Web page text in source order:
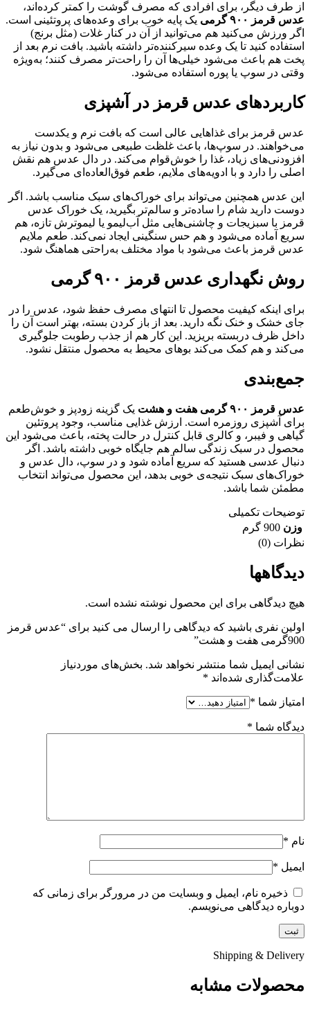
از طرف دیگر، برای افرادی که مصرف گوشت را کمتر کرده‌اند،
عدس قرمز ۹۰۰ گرمی
یک پایه خوب برای وعده‌های پروتئینی است.
اگر ورزش می‌کنید هم می‌توانید از آن در کنار غلات (مثل برنج)
استفاده کنید تا یک وعده سیرکننده‌تر داشته باشید. بافت نرم بعد از
پخت هم باعث می‌شود خیلی‌ها آن را راحت‌تر مصرف کنند؛ به‌ویژه
وقتی در سوپ یا پوره استفاده می‌شود.
کاربردهای عدس قرمز در آشپزی
عدس قرمز برای غذاهایی عالی است که بافت نرم و یکدست
می‌خواهند. در سوپ‌ها، باعث غلظت طبیعی می‌شود و بدون نیاز به
افزودنی‌های زیاد، غذا را خوش‌قوام می‌کند. در دال عدس هم نقش
اصلی را دارد و با ادویه‌های ملایم، طعم فوق‌العاده‌ای می‌گیرد.
این عدس همچنین می‌تواند برای خوراک‌های سبک مناسب باشد. اگر
دوست دارید شام را ساده‌تر و سالم‌تر بگیرید، یک خوراک عدس
قرمز با سبزیجات و چاشنی‌هایی مثل آب‌لیمو یا لیموترش تازه، هم
سریع آماده می‌شود و هم حس سنگینی ایجاد نمی‌کند. طعم ملایم
عدس قرمز باعث می‌شود با مواد مختلف به‌راحتی هماهنگ شود.
روش نگهداری عدس قرمز ۹۰۰ گرمی
برای اینکه کیفیت محصول تا انتهای مصرف حفظ شود، عدس را در
جای خشک و خنک نگه دارید. بعد از باز کردن بسته، بهتر است آن را
داخل ظرف دربسته بریزید. این کار هم از جذب رطوبت جلوگیری
می‌کند و هم کمک می‌کند بوهای محیط به محصول منتقل نشود.
جمع‌بندی
عدس قرمز ۹۰۰ گرمی هفت و هشت
یک گزینه زودپز و خوش‌طعم
برای آشپزی روزمره است. ارزش غذایی مناسب، وجود پروتئین
گیاهی و فیبر، و کالری قابل کنترل در حالت پخته، باعث می‌شود این
محصول در سبک زندگی سالم هم جایگاه خوبی داشته باشد. اگر
دنبال عدسی هستید که سریع آماده شود و در سوپ، دال عدس و
خوراک‌های سبک نتیجه‌ی خوبی بدهد، این محصول می‌تواند انتخاب
مطمئن شما باشد.
توضیحات تکمیلی
وزن 900 گرم
نظرات (0)
دیدگاهها
هیچ دیدگاهی برای این محصول نوشته نشده است.
اولین نفری باشید که دیدگاهی را ارسال می کنید برای “عدس قرمز
900گرمی هفت و هشت”
نشانی ایمیل شما منتشر نخواهد شد. بخش‌های موردنیاز
علامت‌گذاری شده‌اند *
امتیاز شما *
دیدگاه شما *
نام *
ایمیل *
ذخیره نام، ایمیل و وبسایت من در مرورگر برای زمانی که
دوباره دیدگاهی می‌نویسم.
Shipping & Delivery
محصولات مشابه